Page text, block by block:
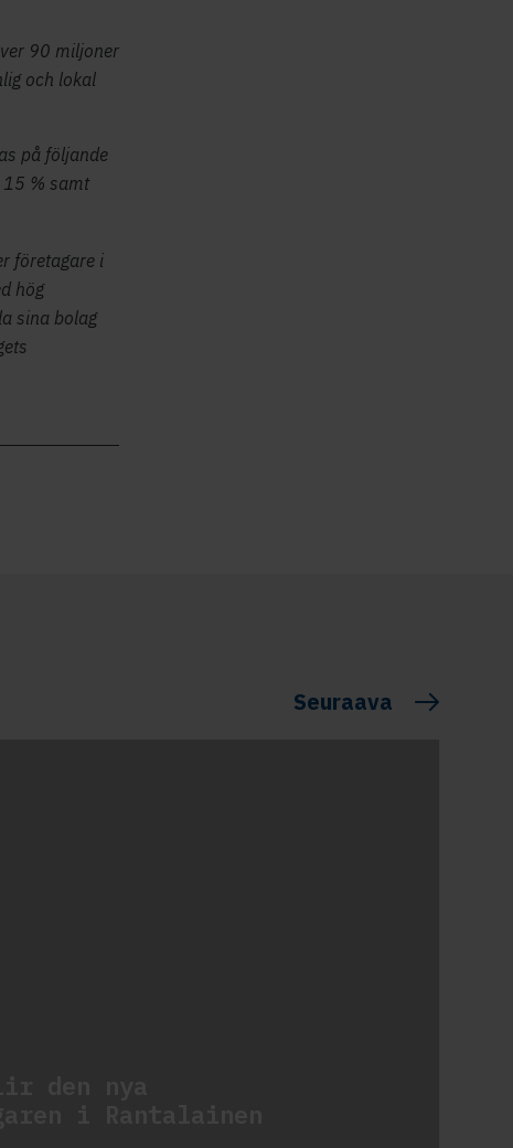
90 miljoner
och lokal
på följande
15 % samt
företagare i
hög
sina bolag
Seuraava